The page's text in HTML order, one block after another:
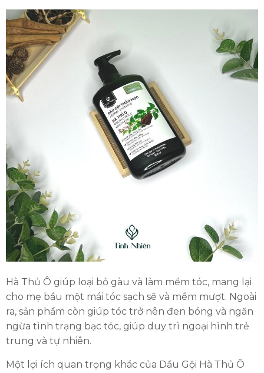
Hà Thủ Ô giúp loại bỏ gàu và làm mềm tóc, mang lại
cho mẹ bầu một mái tóc sạch sẽ và mềm mượt. Ngoài
ra, sản phẩm còn giúp tóc trở nên đen bóng và ngăn
ngừa tình trạng bạc tóc, giúp duy trì ngoại hình trẻ
trung và tự nhiên.
Một lợi ích quan trọng khác của Dầu Gội Hà Thủ Ô